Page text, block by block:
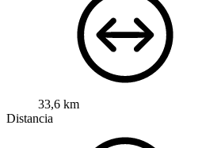
33,6 km
Distancia